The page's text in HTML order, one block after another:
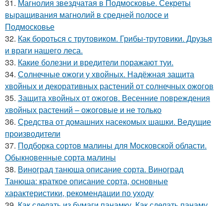
31. Магнолия звездчатая в Подмосковье. Секреты
выращивания магнолий в средней полосе и
Подмосковье
32. Как бороться с трутовиком. Грибы-трутовики. Друзья
и враги нашего леса.
33. Какие болезни и вредители поражают туи.
34. Солнечные ожоги у хвойных. Надёжная защита
хвойных и декоративных растений от солнечных ожогов
35. Защита хвойных от ожогов. Весенние повреждения
хвойных растений – ожоговые и не только
36. Средства от домашних насекомых шашки. Ведущие
производители
37. Подборка сортов малины для Московской области.
Обыкновенные сорта малины
38. Виноград танюша описание сорта. Виноград
Танюша: краткое описание сорта, основные
характеристики, рекомендации по уходу